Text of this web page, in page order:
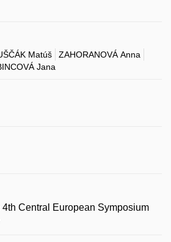
Matúš
ZAHORANOVÁ Anna
Jana
4th Central European Symposium